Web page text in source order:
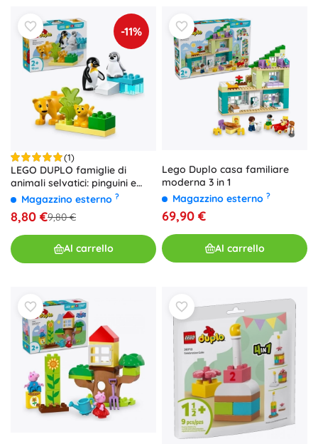
-11%
(1)
LEGO DUPLO famiglie di
animali selvatici: pinguini e
leoniMagazzino esterno ?
8,80 €9,80 €
Al carrello
Lego Duplo casa familiare
moderna 3 in 1
Magazzino esterno ?
69,90 €
Al carrello